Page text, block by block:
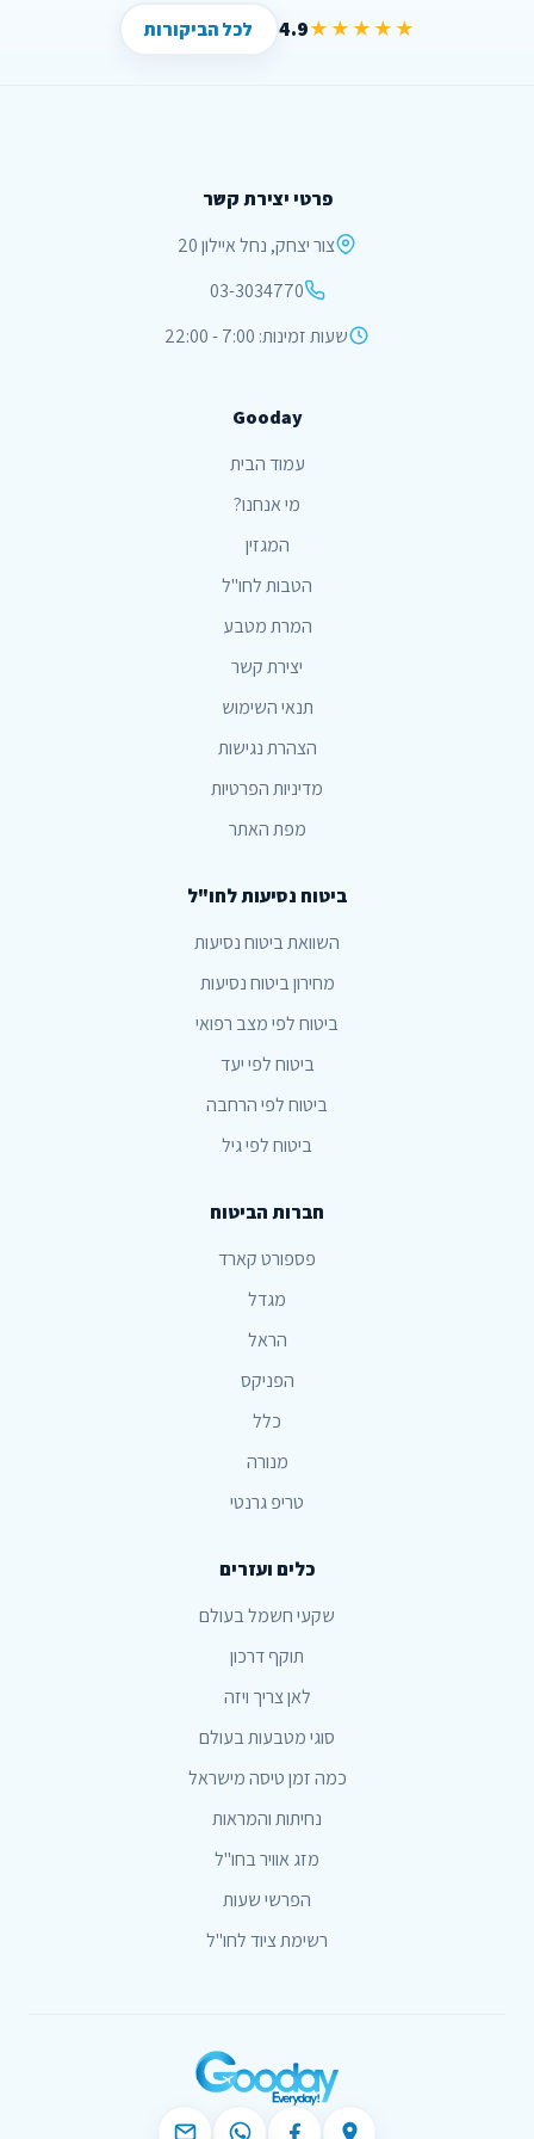
★★★★★
4.9 לכל הביקורות
פרטי יצירת קשר
צור יצחק, נחל איילון 20
03-3034770
שעות זמינות: 7:00 - 22:00
Gooday
עמוד הבית
מי אנחנו?
המגזין
הטבות לחו"ל
המרת מטבע
יצירת קשר
תנאי השימוש
הצהרת נגישות
מדיניות הפרטיות
מפת האתר
ביטוח נסיעות לחו"ל
השוואת ביטוח נסיעות
מחירון ביטוח נסיעות
ביטוח לפי מצב רפואי
ביטוח לפי יעד
ביטוח לפי הרחבה
ביטוח לפי גיל
חברות הביטוח
פספורט קארד
מגדל
הראל
הפניקס
כלל
מנורה
טריפ גרנטי
כלים ועזרים
שקעי חשמל בעולם
תוקף דרכון
לאן צריך ויזה
סוגי מטבעות בעולם
כמה זמן טיסה מישראל
נחיתות והמראות
מזג אוויר בחו"ל
הפרשי שעות
רשימת ציוד לחו"ל